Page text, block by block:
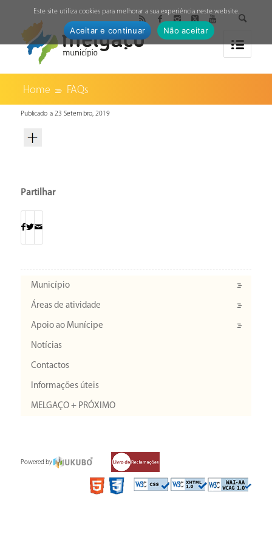
Home FAQs
Publicado a 23 Setembro, 2019
Partilhar
Município
Áreas de atividade
Apoio ao Munícipe
Notícias
Contactos
Informações úteis
MELGAÇO + PRÓXIMO
Powered by
Este site utiliza cookies para melhorar a sua experiência neste website.
Aceitar e continuar Não aceitar